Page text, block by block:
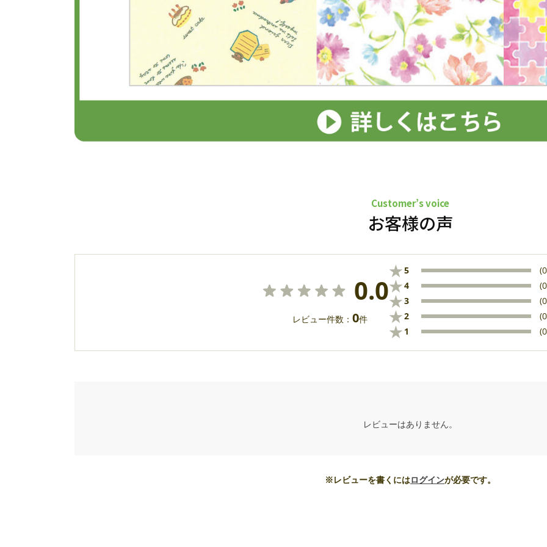
Customer’s voice
お客様の声
0.0
レビュー件数： 0件
★5
★4
★3
★2
★ 1
レビューはありません。
※レビューを書くにはログインが必要です。